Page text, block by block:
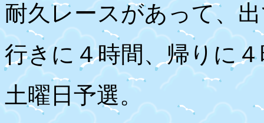
耐久レースがあって、
行きに４時間、帰りに
土曜日予選。